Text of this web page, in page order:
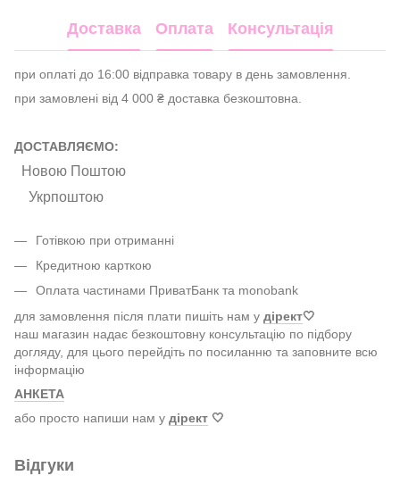
Доставка Оплата Консультація
при оплаті до 16:00 відправка товару в день замовлення.
при замовлені від 4 000 ₴ доставка безкоштовна.
ДОСТАВЛЯЄМО:
Новою Поштою
Укрпоштою
Готівкою при отриманні
Кредитною карткою
Оплата частинами ПриватБанк та monobank
для замовлення після плати пишіть нам у дірект🤍
наш магазин надає безкоштовну консультацію по підбору
догляду, для цього перейдіть по посиланню та заповните всю
інформацію
АНКЕТА
або просто напиши нам у дірект 🤍
Відгуки